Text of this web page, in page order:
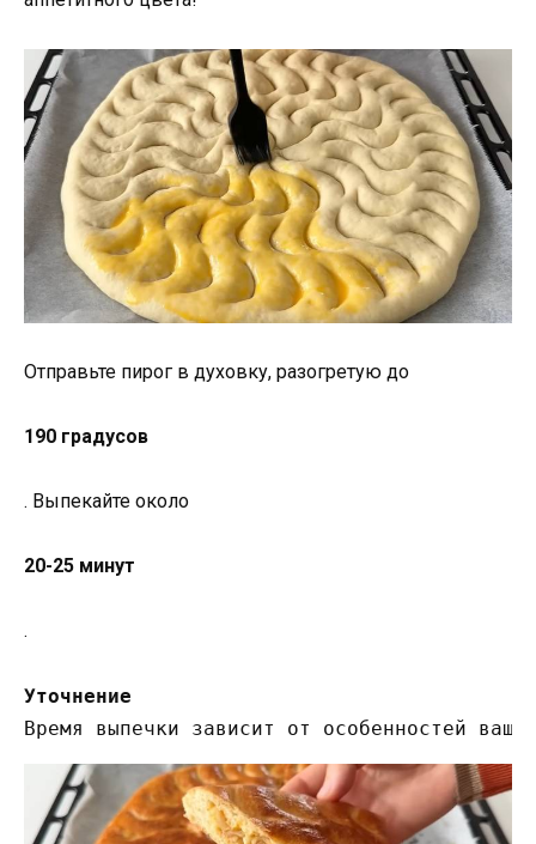
Отправьте пирог в духовку, разогретую до
190 градусов
. Выпекайте около
20-25 минут
.
Уточнение
Время выпечки зависит от особенностей